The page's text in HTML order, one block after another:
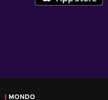
MONDO